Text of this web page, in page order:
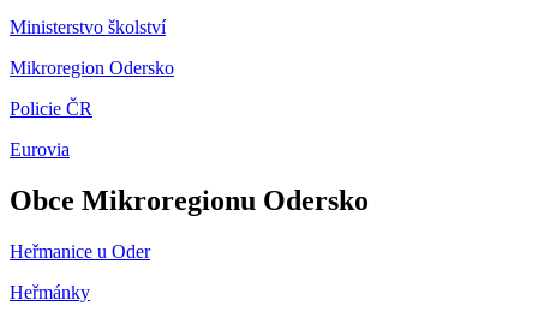
Ministerstvo školství
Mikroregion Odersko
Policie ČR
Eurovia
Obce Mikroregionu Odersko
Heřmanice u Oder
Heřmánky